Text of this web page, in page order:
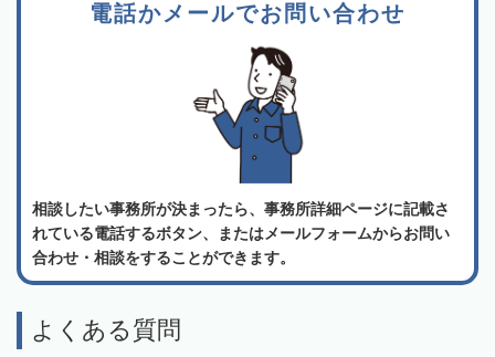
電話かメールでお問い合わせ
相談したい事務所が決まったら、事務所詳細ページに記載さ
れている電話するボタン、またはメールフォームからお問い
合わせ・相談をすることができます。
よくある質問